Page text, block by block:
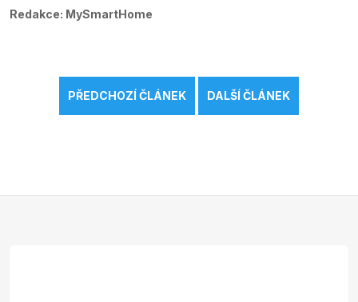
Redakce: MySmartHome
PŘEDCHOZÍ ČLÁNEK DALŠÍ ČLÁNEK